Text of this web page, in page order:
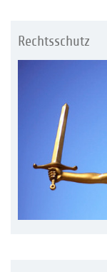
Rechtsschutz